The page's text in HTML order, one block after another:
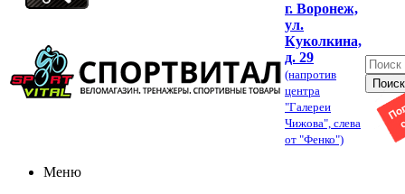
г. Воронеж,
ул.
Куколкина,
д. 29
(напротив
центра
"Галереи
Чижова", слева
от "Фенко")
Меню